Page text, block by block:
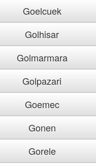
Goelcuek
Golhisar
Golmarmara
Golpazari
Goemec
Gonen
Gorele